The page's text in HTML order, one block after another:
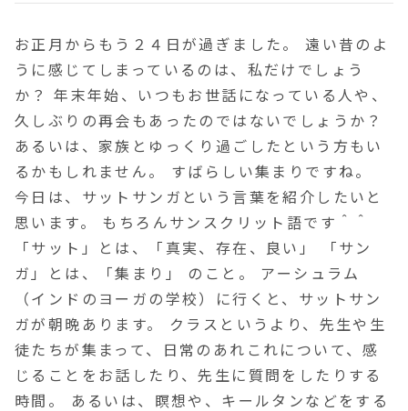
お正月からもう２４日が過ぎました。 遠い昔のよ
うに感じてしまっているのは、私だけでしょう
か？ 年末年始、いつもお世話になっている人や、
久しぶりの再会もあったのではないでしょうか？
あるいは、家族とゆっくり過ごしたという方もい
るかもしれません。 すばらしい集まりですね。
今日は、サットサンガという言葉を紹介したいと
思います。 もちろんサンスクリット語です＾＾
「サット」とは、「真実、存在、良い」 「サン
ガ」とは、「集まり」 のこと。 アーシュラム
（インドのヨーガの学校）に行くと、サットサン
ガが朝晩あります。 クラスというより、先生や生
徒たちが集まって、日常のあれこれについて、感
じることをお話したり、先生に質問をしたりする
時間。 あるいは、瞑想や、キールタンなどをする